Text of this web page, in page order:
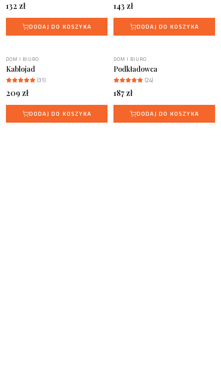
132 zł
DODAJ DO KOSZYKA
143 zł
DODAJ DO KOSZYKA
NOWOŚĆ
DOM I BIURO
Kablojad
(31)
209 zł
DODAJ DO KOSZYKA
BESTSELLER
DOM I BIURO
Podkładowca
(24)
187zł
DODAJ DO KOSZYKA